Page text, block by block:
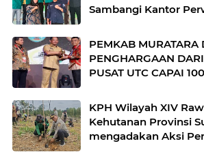
Sambangi Kantor
PEMKAB MURATARA
PENGHARGAAN
PUSAT UTC CAPAI
KPH Wilayah XIV
Kehutanan Provinsi
mengadakan Aksi